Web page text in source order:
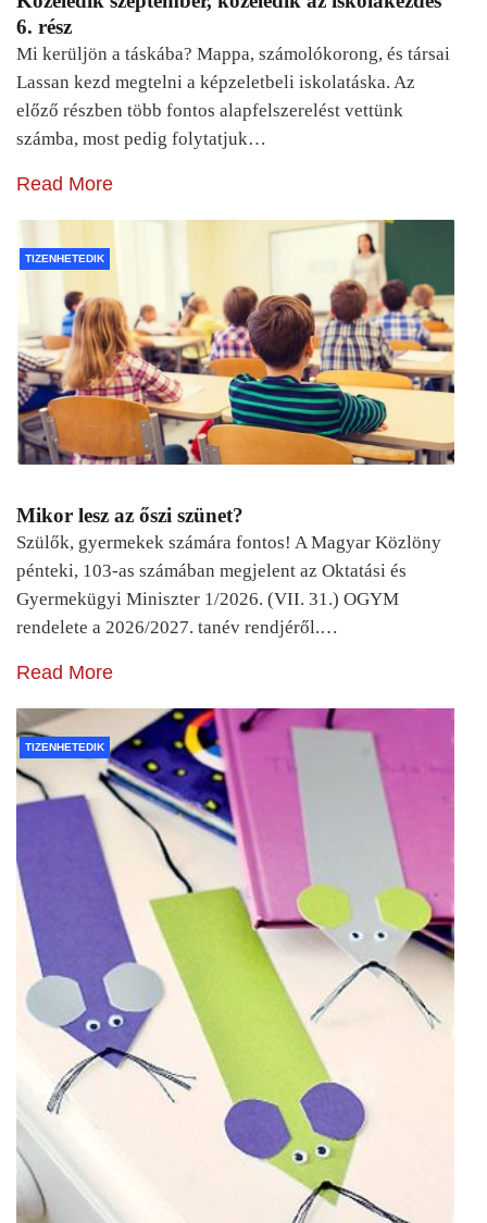
6. rész
Mi kerüljön a táskába? Mappa, számolókorong, és társai
Lassan kezd megtelni a képzeletbeli iskolatáska. Az
előző részben több fontos alapfelszerelést vettünk
számba, most pedig folytatjuk…
Read More
TIZENHETEDIK
Mikor lesz az őszi szünet?
Szülők, gyermekek számára fontos! A Magyar Közlöny
pénteki, 103-as számában megjelent az Oktatási és
Gyermekügyi Miniszter 1/2026. (VII. 31.) OGYM
rendelete a 2026/2027. tanév rendjéről.…
Read More
TIZENHETEDIK